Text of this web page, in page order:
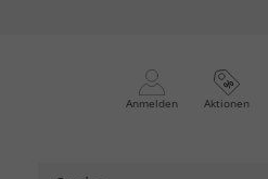
Anmelden Aktionen